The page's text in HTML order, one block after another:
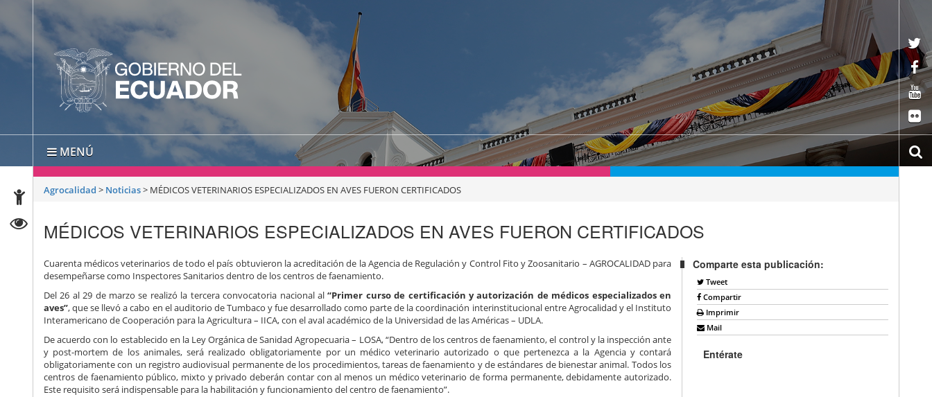
MENÚ
Agrocalidad > Noticias> MÉDICOS VETERINARIOS ESPECIALIZADOS EN AVES FUERON CERTIFICADOS
MÉDICOS VETERINARIOS ESPECIALIZADOS EN AVES FUERON CERTIFICADOS
Cuarenta médicos veterinarios de todo el país obtuvieron la acreditación de la Agencia de Regulación y Control Fito y Zoosanitario – AGROCALIDAD para
desempeñarse como Inspectores Sanitarios dentro de los centros de faenamiento.
Del 26 al 29 de marzo se realizó la tercera convocatoria nacional al“Primer curso de certificación y autorización de médicos especializados en
aves”, que se llevó a cabo en el auditorio de Tumbaco y fue desarrollado como parte de la coordinación interinstitucional entre Agrocalidad y el Instituto
Interamericano de Cooperación para la Agricultura – IICA, con el aval académico de la Universidad de las Américas – UDLA.
De acuerdo con lo establecido en la Ley Orgánica de Sanidad Agropecuaria – LOSA, “Dentro de los centros de faenamiento, el control y la inspección ante
y post-mortem de los animales, será realizado obligatoriamente por un médico veterinario autorizado o que pertenezca a la Agencia y contará
obligatoriamente con un registro audiovisual permanente de los procedimientos, tareas de faenamiento y de estándares de bienestar animal. Todos los
centros de faenamiento público, mixto y privado deberán contar con al menos un médico veterinario de forma permanente, debidamente autorizado.
Este requisito será indispensable para la habilitación y funcionamiento del centro de faenamiento”.
Comparte esta publicación:
Tweet
Compartir
Imprimir
Mail
Entérate